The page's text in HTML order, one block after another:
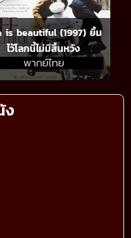
ง
is beautiful (1997) ยิ้ม
ไว้โลกนี้ไม่มีสิ้นหวัง
พากย์ไทย